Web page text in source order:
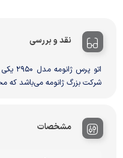
نقد و بررسی
اتو
شرکت بزرگ ژانومه می‌باشد که
مشخصات